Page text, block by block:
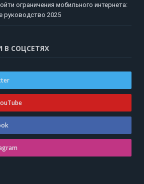
ограничения мобильного интернета:
руководство 2025
В СОЦСЕТЯХ